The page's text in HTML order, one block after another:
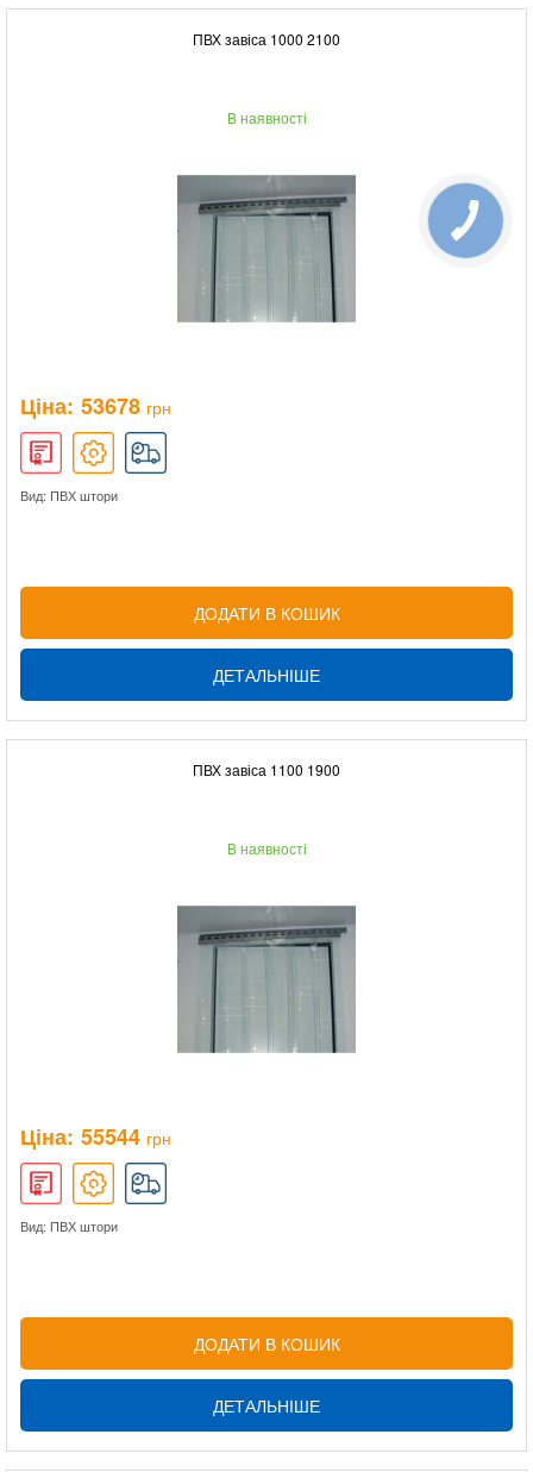
ПВХ завіса 1000 2100
В наявності
Ціна: 53678 грн
Вид: ПВХ штори
ДОДАТИ В КОШИК
ДЕТАЛЬНІШЕ
ПВХ завіса 1100 1900
В наявності
Ціна: 55544 грн
Вид: ПВХ штори
ДОДАТИ В КОШИК
ДЕТАЛЬНІШЕ